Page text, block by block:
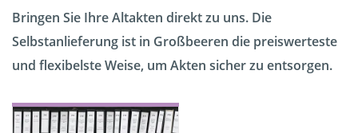
Bringen Sie Ihre Altakten direkt zu uns. Die
Selbstanlieferung ist in Großbeeren die preiswerteste
und flexibelste Weise, um Akten sicher zu entsorgen.